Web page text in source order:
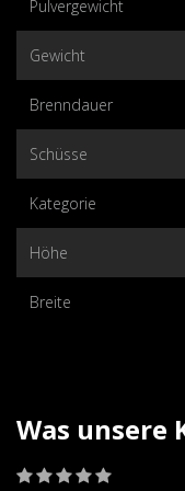
Pulvergewicht
Gewicht
Brenndauer
Schüsse
Kategorie
Höhe
Breite
Was unsere